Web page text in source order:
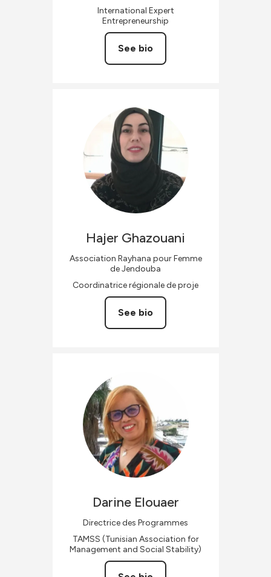
International Expert
Entrepreneurship
See bio
Hajer Ghazouani
Association Rayhana pour Femme
de Jendouba
Coordinatrice régionale de proje
See bio
Darine Elouaer
Directrice des Programmes
TAMSS (Tunisian Association for
Management and Social Stability)